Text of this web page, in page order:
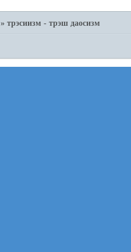
»трэсиизм - трэш даосизм